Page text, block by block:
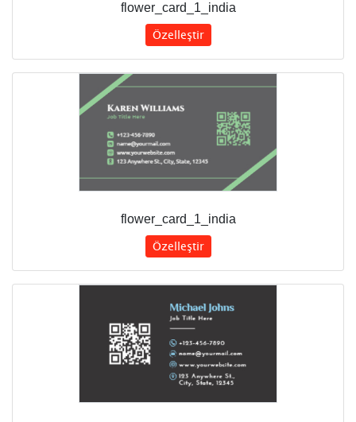
flower_card_1_india
Özelleştir
flower_card_1_india
Özelleştir